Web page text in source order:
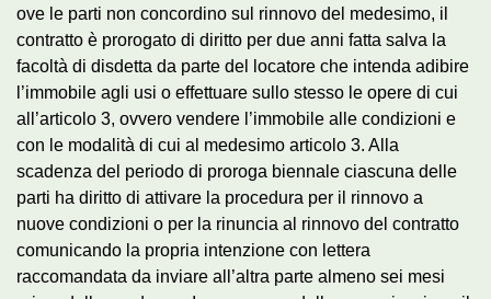
ove le parti non concordino sul rinnovo del medesimo, il
contratto è prorogato di diritto per due anni fatta salva la
facoltà di disdetta da parte del locatore che intenda adibire
l’immobile agli usi o effettuare sullo stesso le opere di cui
all’articolo 3, ovvero vendere l’immobile alle condizioni e
con le modalità di cui al medesimo articolo 3. Alla
scadenza del periodo di proroga biennale ciascuna delle
parti ha diritto di attivare la procedura per il rinnovo a
nuove condizioni o per la rinuncia al rinnovo del contratto
comunicando la propria intenzione con lettera
raccomandata da inviare all’altra parte almeno sei mesi